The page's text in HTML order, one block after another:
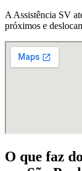
A Assistência SV
próximos e
O que faz